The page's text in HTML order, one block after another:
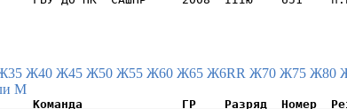
Ж40 Ж45 Ж50 Ж55 Ж60 Ж65 Ж6RR Ж70 Ж75 Ж80
М